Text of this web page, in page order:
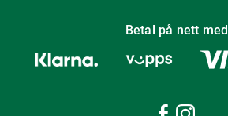
Betal på nett med